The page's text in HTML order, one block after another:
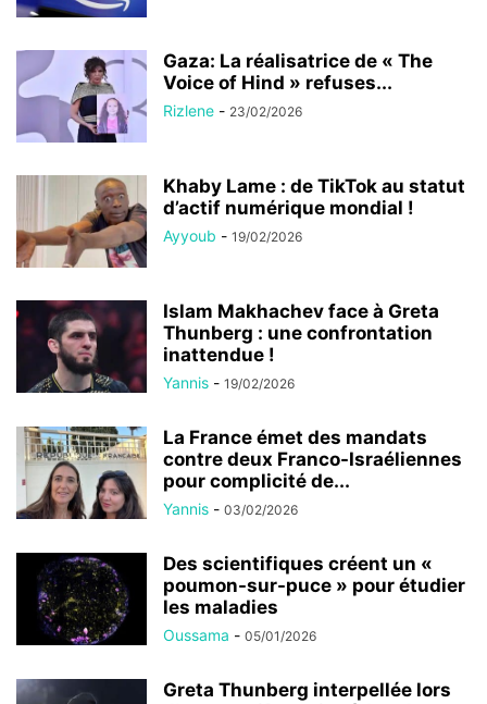
Gaza: La réalisatrice de « The
Voice of Hind » refuses...
Rizlene - 23/02/2026
Khaby Lame : de TikTok au statut
d’actif numérique mondial !
Ayyoub - 19/02/2026
Islam Makhachev face à Greta
Thunberg : une confrontation
inattendue !
Yannis - 19/02/2026
La France émet des mandats
contre deux Franco-Israéliennes
pour complicité de...
Yannis - 03/02/2026
Des scientifiques créent un «
poumon-sur-puce » pour étudier
les maladies
Oussama - 05/01/2026
Greta Thunberg interpellée lors